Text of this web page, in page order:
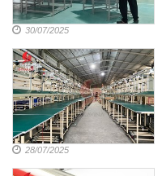
30/07/2025
28/07/2025